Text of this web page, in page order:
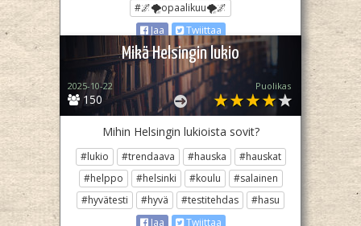
#🌌🌪opaalikuu🌪🌌
Jaa
Twiittaa
Mikä Helsingin lukio
150
2025-10-22 Puolikas
Mihin Helsingin lukioista sovit?
#lukio #trendaava #hauska
#hauskat
#helppo
#helsinki #koulu
#salainen
#hyvätesti
#hyvä #testitehdas
#hasu
Jaa
Twiittaa